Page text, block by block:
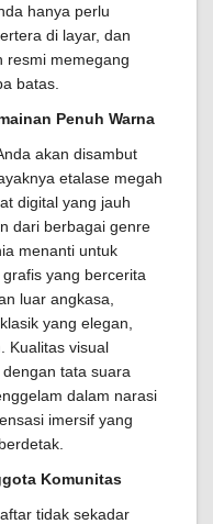
hanya perlu
di layar, dan
resmi memegang
batas.
Penuh Warna
akan disambut
etalase megah
digital yang jauh
dari berbagai genre
menanti untuk
yang bercerita
luar angkasa,
yang elegan,
Kualitas visual
tata suara
dalam narasi
imersif yang
Komunitas
tidak sekadar